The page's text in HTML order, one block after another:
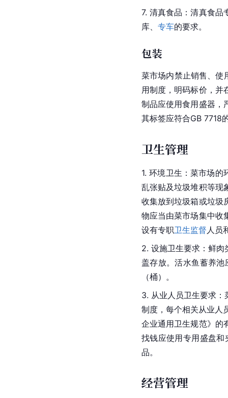
7. 清真食品：清真食品
库、 专车的要求。
包装
菜市场内禁止销售、使
用制度，明码标价，并
制品应使用食用盛器，
其标签应符合GB 7718
卫生管理
1. 环境卫生：菜市场
乱张贴及垃圾堆积等现
收集放到垃圾箱或垃圾
物应当由菜市场集中收
设有专职卫生监督 人员
2. 设施卫生要求：鲜
盖存放。活水鱼蓄养
（桶）。
3. 从业人员卫生要求
制度，每个相关从业人
企业通用卫生规范》的
找钱应使用专用盛盘
品。
经营管理